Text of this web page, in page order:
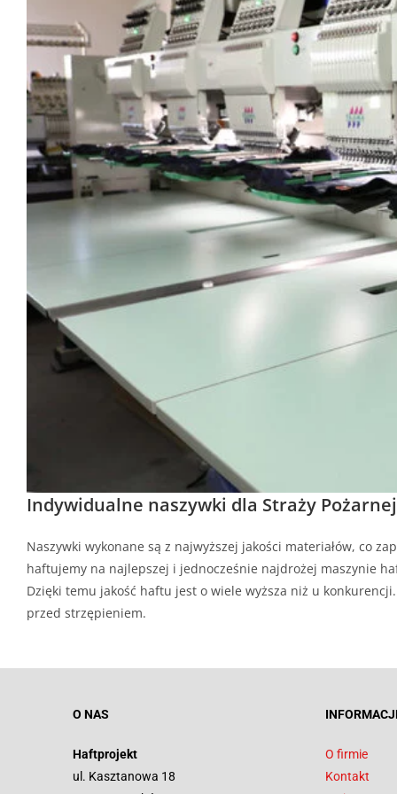
Indywidualne naszywki dla Straży
Naszywki wykonane są z najwyższej jakości materiałów, co
haftujemy na najlepszej i jednocześnie najdrożej maszynie
Dzięki temu jakość haftu jest o wiele wyższa niż u
przed strzępieniem.
O NAS
Haftprojekt
ul. Kasztanowa 18
O firmie
Kontakt